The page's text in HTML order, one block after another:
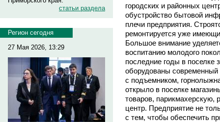
статьи раздела
Регион сегодня
27 Мая 2026, 13:29
городских и районных
обустройство бытовой
плечи предприятия.
ремонтируется уже
Большое внимание
воспитанию молодого
последние годы в поселке
оборудованы современный
с подъемником,
открыло в поселке
товаров, парикмахерскую,
центр. Предприятие не
с тем, чтобы обеспечить